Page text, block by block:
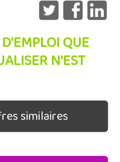
QUE
N'EST
similaires